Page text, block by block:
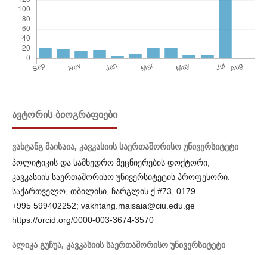
ᲐᲕᲢᲝᲠᲘᲡ ᲑᲘᲝᲒᲠᲐᲤᲘᲔᲑᲘ
ვახტანგ მაისაია, კავკასიის საერთაშორისო უნივერსიტეტი
პოლიტიკის და სამხედრო მეცნიერების დოქტორი,
კავკასიის საერთაშორისო უნივერსიტეტის პროფესორი.
საქართველო, თბილისი, ჩარგლის ქ.#73, 0179
+995 599402252; vakhtang.maisaia@ciu.edu.ge
https://orcid.org/0000-003-3674-3570
ალიკა გუჩუა, კავკასიის საერთაშორისო უნივერსიტეტი